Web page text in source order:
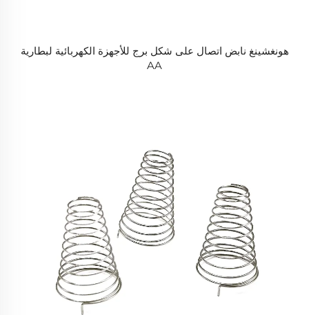
هونغشينغ نابض اتصال على شكل برج للأجهزة الكهربائية لبطارية
AA